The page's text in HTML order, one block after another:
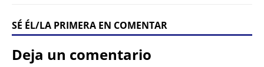
SÉ ÉL/LA PRIMERA EN COMENTAR
Deja un comentario